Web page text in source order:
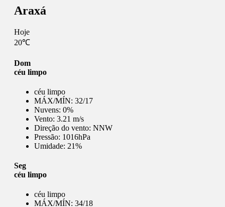
Araxá
Hoje
20℃
Dom
céu limpo
céu limpo
MÁX/MÍN: 32/17
Nuvens: 0%
Vento: 3.21 m/s
Direção do vento: NNW
Pressão: 1016hPa
Umidade: 21%
Seg
céu limpo
céu limpo
MÁX/MÍN: 34/18